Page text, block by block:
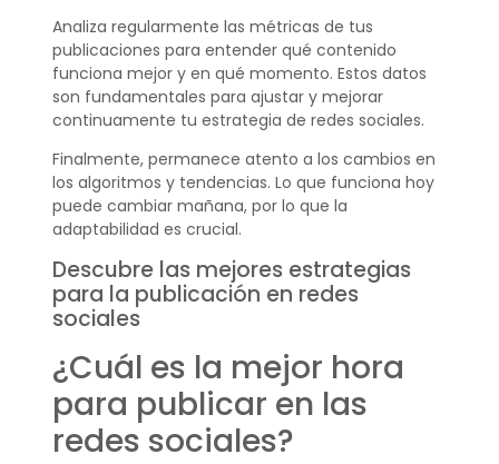
Analiza regularmente las métricas de tus
publicaciones para entender qué contenido
funciona mejor y en qué momento. Estos datos
son fundamentales para ajustar y mejorar
continuamente tu estrategia de redes sociales.
Finalmente, permanece atento a los cambios en
los algoritmos y tendencias. Lo que funciona hoy
puede cambiar mañana, por lo que la
adaptabilidad es crucial.
Descubre las mejores estrategias
para la publicación en redes
sociales
¿Cuál es la mejor hora
para publicar en las
redes sociales?